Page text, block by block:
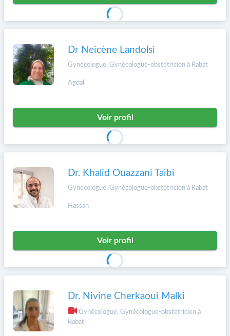
Dr Neicène Landolsi
Gynécologue, Gynécologue-obstétricien à Rabat
Agdal
Voir profil
Dr. Khalid Ouazzani Taibi
Gynécologue, Gynécologue-obstétricien à Rabat
Hassan
Voir profil
Dr. Nivine Cherkaoui Malki
Gynécologue, Gynécologue-obstétricien à
Rabat